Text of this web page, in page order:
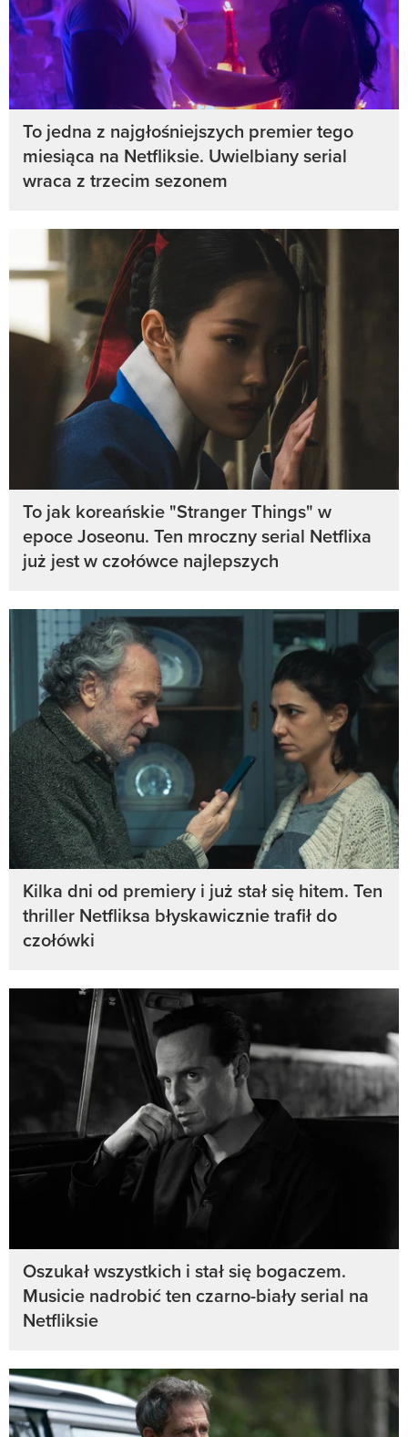
To jedna z najgłośniejszych premier tego
miesiąca na Netfliksie. Uwielbiany serial
wraca z trzecim sezonem
To jak koreańskie "Stranger Things" w
epoce Joseonu. Ten mroczny serial Netflixa
już jest w czołówce najlepszych
Kilka dni od premiery i już stał się hitem. Ten
thriller Netfliksa błyskawicznie trafił do
czołówki
Oszukał wszystkich i stał się bogaczem.
Musicie nadrobić ten czarno-biały serial na
Netfliksie